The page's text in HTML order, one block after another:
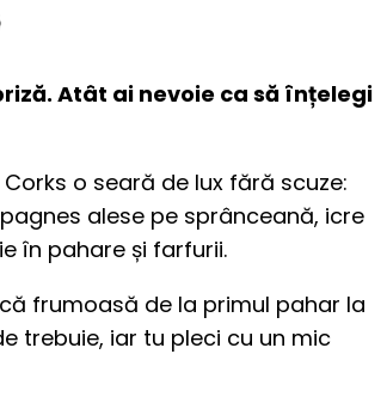
Atât ai nevoie ca să înțelegi
o seară de lux fără scuze:
alese pe sprânceană, icre
în pahare și farfurii.
frumoasă de la primul pahar la
trebuie, iar tu pleci cu un mic